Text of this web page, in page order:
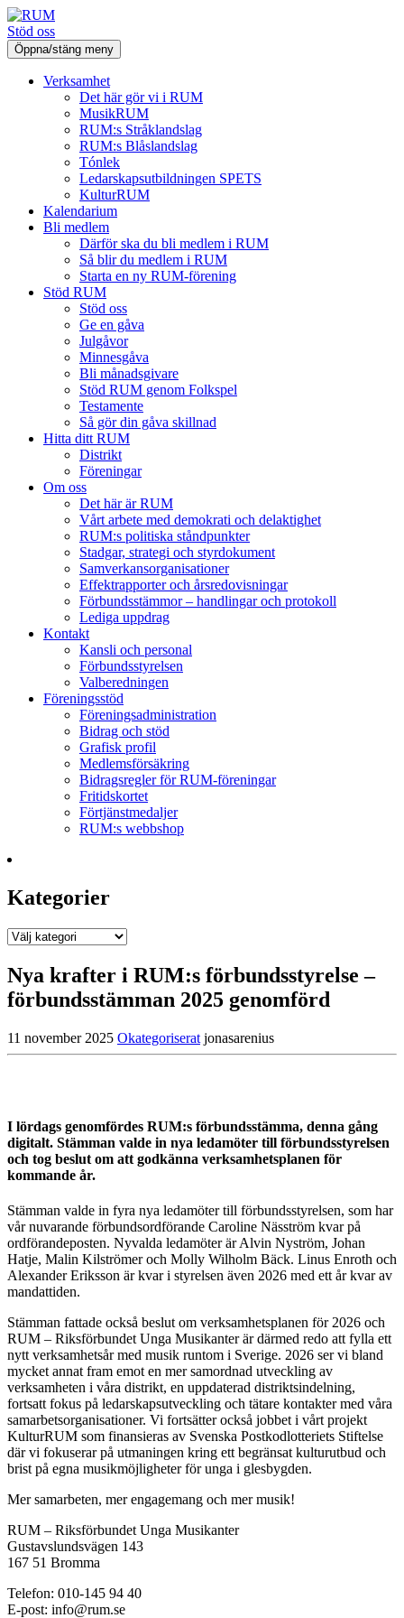
Stöd oss
Öppna/stäng meny
Verksamhet
Det här gör vi i RUM
MusikRUM
RUM:s Stråklandslag
RUM:s Blåslandslag
Tónlek
Ledarskapsutbildningen SPETS
KulturRUM
Kalendarium
Bli medlem
Därför ska du bli medlem i RUM
Så blir du medlem i RUM
Starta en ny RUM-förening
Stöd RUM
Stöd oss
Ge en gåva
Julgåvor
Minnesgåva
Bli månadsgivare
Stöd RUM genom Folkspel
Testamente
Så gör din gåva skillnad
Hitta ditt RUM
Distrikt
Föreningar
Om oss
Det här är RUM
Vårt arbete med demokrati och delaktighet
RUM:s politiska ståndpunkter
Stadgar, strategi och styrdokument
Samverkansorganisationer
Effektrapporter och årsredovisningar
Förbundsstämmor – handlingar och protokoll
Lediga uppdrag
Kontakt
Kansli och personal
Förbundsstyrelsen
Valberedningen
Föreningsstöd
Föreningsadministration
Bidrag och stöd
Grafisk profil
Medlemsförsäkring
Bidragsregler för RUM-föreningar
Fritidskortet
Förtjänstmedaljer
RUM:s webbshop
Kategorier
Kategorier
Nya krafter i RUM:s förbundsstyrelse –
förbundsstämman 2025 genomförd
11 november 2025 Okategoriserat jonasarenius
I lördags genomfördes RUM:s förbundsstämma, denna gång
digitalt. Stämman valde in nya ledamöter till förbundsstyrelsen
och tog beslut om att godkänna verksamhetsplanen för
kommande år.
Stämman valde in fyra nya ledamöter till förbundsstyrelsen, som har
vår nuvarande förbundsordförande Caroline Näsström kvar på
ordförandeposten. Nyvalda ledamöter är Alvin Nyström, Johan
Hatje, Malin Kilströmer och Molly Wilholm Bäck. Linus Enroth och
Alexander Eriksson är kvar i styrelsen även 2026 med ett år kvar av
mandattiden.
Stämman fattade också beslut om verksamhetsplanen för 2026 och
RUM – Riksförbundet Unga Musikanter är därmed redo att fylla ett
nytt verksamhetsår med musik runtom i Sverige. 2026 ser vi bland
mycket annat fram emot en mer samordnad utveckling av
verksamheten i våra distrikt, en uppdaterad distriktsindelning,
fortsatt fokus på ledarskapsutveckling och tätare kontakter med våra
samarbetsorganisationer. Vi fortsätter också jobbet i vårt projekt
KulturRUM som finansieras av Svenska Postkodlotteriets Stiftelse
där vi fokuserar på utmaningen kring ett begränsat kulturutbud och
brist på egna musikmöjligheter för unga i glesbygden.
Mer samarbeten, mer engagemang och mer musik!
RUM – Riksförbundet Unga Musikanter
Gustavslundsvägen 143
167 51 Bromma
Telefon: 010-145 94 40
E-post: info@rum.se